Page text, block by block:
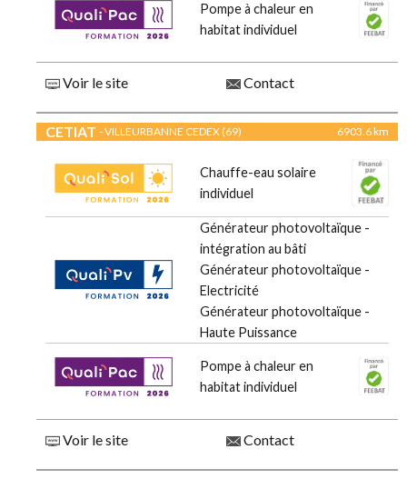
Pompe à chaleur en
habitat individuel
Voir le site Contact
CETIAT - VILLEURBANNE CEDEX (69) 6903.6 km
Chauffe-eau solaire
individuel
Générateur photovoltaïque -
intégration au bâti
Générateur photovoltaïque -
Electricité
Générateur photovoltaïque -
Haute Puissance
Pompe à chaleur en
habitat individuel
Voir le site Contact